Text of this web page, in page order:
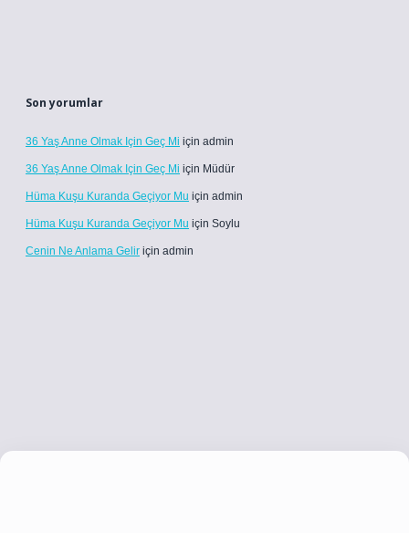
Son yorumlar
36 Yaş Anne Olmak Için Geç Mi için admin
36 Yaş Anne Olmak Için Geç Mi için Müdür
Hüma Kuşu Kuranda Geçiyor Mu için admin
Hüma Kuşu Kuranda Geçiyor Mu için Soylu
Cenin Ne Anlama Gelir için admin
betci girişbetci girişhiltonbet yeni giriş